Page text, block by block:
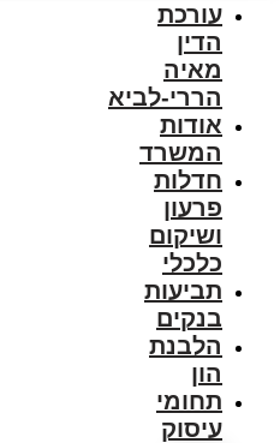
עורכת
הדין
מאיה
הררי-לביא
אודות
המשרד
חדלות
פרעון
ושיקום
כלכלי
תביעות
בנקים
הלבנת
הון
תחומי
עיסוק